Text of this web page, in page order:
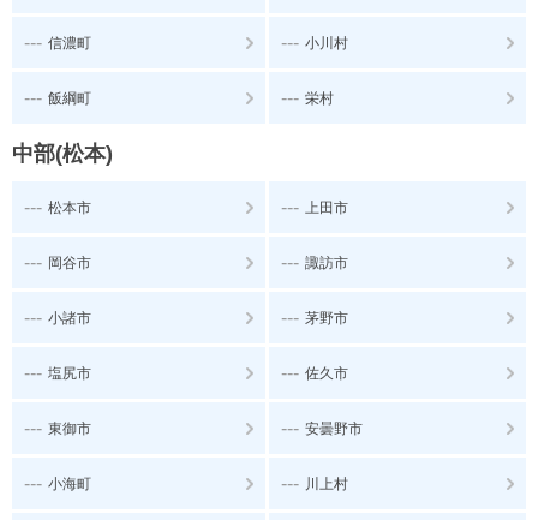
--- 信濃町 --- 小川村
--- 飯綱町 --- 栄村
中部(松本)
--- 松本市 --- 上田市
--- 岡谷市 --- 諏訪市
--- 小諸市 --- 茅野市
--- 塩尻市 --- 佐久市
--- 東御市 --- 安曇野市
--- 小海町 --- 川上村